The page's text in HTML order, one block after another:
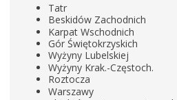
Tatr
Beskidów Zachodnich
Karpat Wschodnich
Gór Świętokrzyskich
Wyżyny Lubelskiej
Wyżyny Krak.-Częstoch.
Roztocza
Warszawy